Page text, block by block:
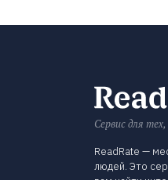
Сервис для
ReadRate —
людей. Это